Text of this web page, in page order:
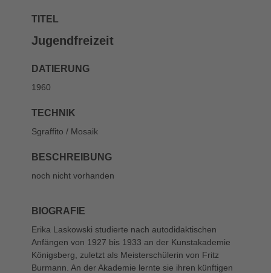
TITEL
Jugendfreizeit
DATIERUNG
1960
TECHNIK
Sgraffito / Mosaik
BESCHREIBUNG
noch nicht vorhanden
BIOGRAFIE
Erika Laskowski studierte nach autodidaktischen
Anfängen von 1927 bis 1933 an der Kunstakademie
Königsberg, zuletzt als Meisterschülerin von Fritz
Burmann. An der Akademie lernte sie ihren künftigen